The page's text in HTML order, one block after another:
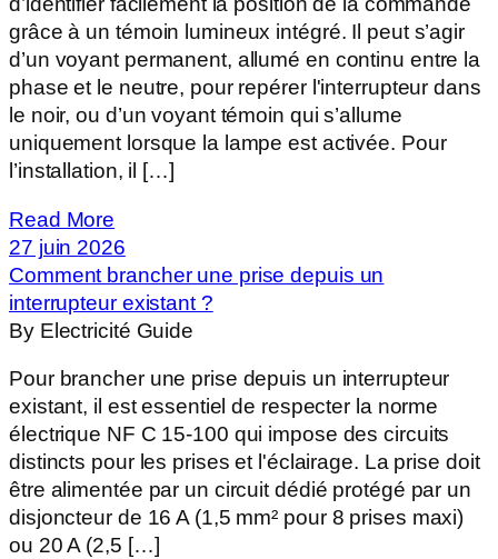
grâce à un témoin lumineux intégré. Il peut s’agir
d’un voyant permanent, allumé en continu entre la
phase et le neutre, pour repérer l'interrupteur dans
le noir, ou d’un voyant témoin qui s’allume
uniquement lorsque la lampe est activée. Pour
l’installation, il […]
Read More
27 juin 2026
Comment brancher une prise depuis un
interrupteur existant ?
By Electricité Guide
Pour brancher une prise depuis un interrupteur
existant, il est essentiel de respecter la norme
électrique NF C 15-100 qui impose des circuits
distincts pour les prises et l'éclairage. La prise doit
être alimentée par un circuit dédié protégé par un
disjoncteur de 16 A (1,5 mm² pour 8 prises maxi)
ou 20 A (2,5 […]